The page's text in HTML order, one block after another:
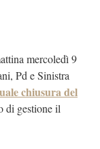
mercoledì 9
Pd e Sinistra
chiusura del
di gestione il